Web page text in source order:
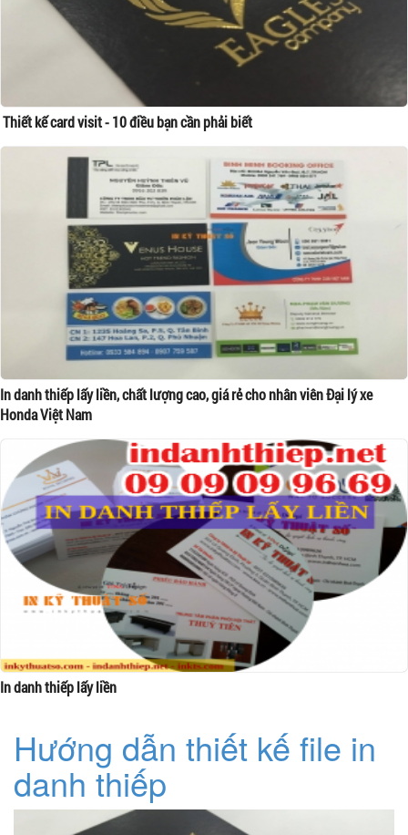
Thiết kế card visit - 10 điều bạn cần phải biết
In danh thiếp lấy liền, chất lượng cao, giá rẻ cho nhân viên Đại lý xe
Honda Việt Nam
In danh thiếp lấy liền
Hướng dẫn thiết kế file in
danh thiếp